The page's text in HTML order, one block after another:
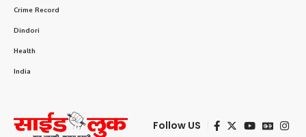
Crime Record
Dindori
Health
India
Follow US